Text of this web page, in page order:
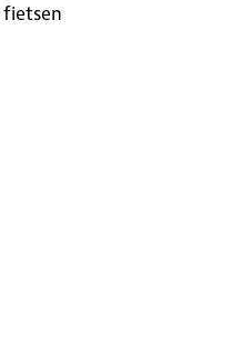
een draagvermogen
terwijl de
het loskoppelen van
volledig inklapbaar,
je toegang tot de